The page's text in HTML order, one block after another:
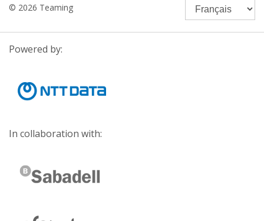
© 2026 Teaming
Powered by:
In collaboration with: